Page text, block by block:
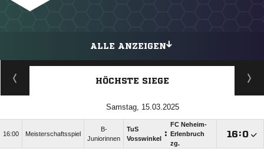
ALLE ANZEIGEN
HÖCHSTE SIEGE
Samstag, 15.03.2025
16:00 Meisterschaftsspiel
B-
Juniorinnen
TuS
Vosswinkel
:
FC Neheim-
Erlenbruch
zg.
: